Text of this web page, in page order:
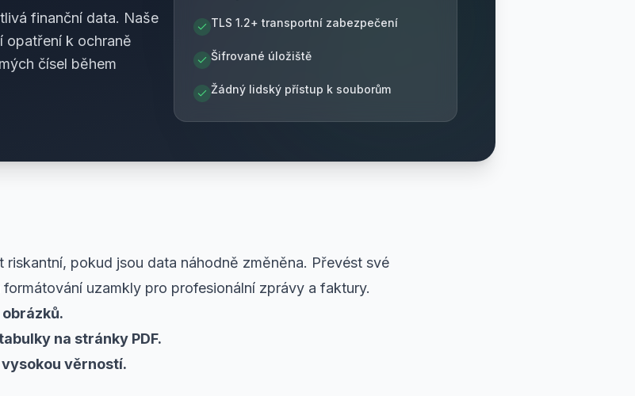
finanční data. Naše
opatření k ochraně
čísel během
TLS 1.2+ transportní zabezpečení
Šifrované úložiště
Žádný lidský přístup k souborům
riskantní, pokud jsou data náhodně změněna. Převést své
uzamkly pro profesionální zprávy a faktury.
obrázků.
na stránky PDF.
věrností.